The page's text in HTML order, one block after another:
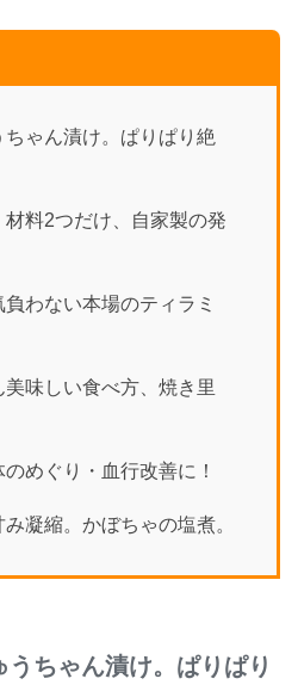
ゃん漬け。ぱりぱり絶
料2つだけ、自家製の発
わない本場のティラミ
味しい食べ方、焼き里
めぐり・血行改善に！
凝縮。かぼちゃの塩煮。
うちゃん漬け。ぱりぱり